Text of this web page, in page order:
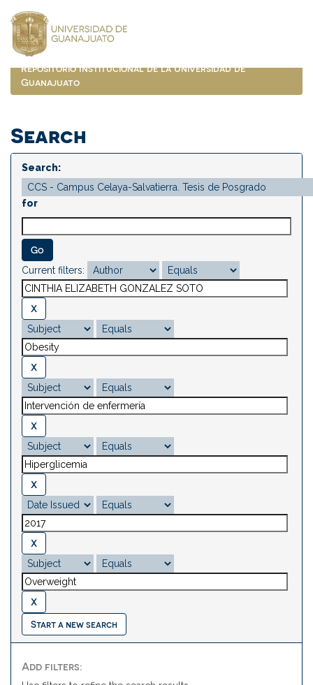
navigation
Repositorio Institucional de la Universidad de
Guanajuato
Search
Search:
for
Current filters:
Start a new search
Add filters: